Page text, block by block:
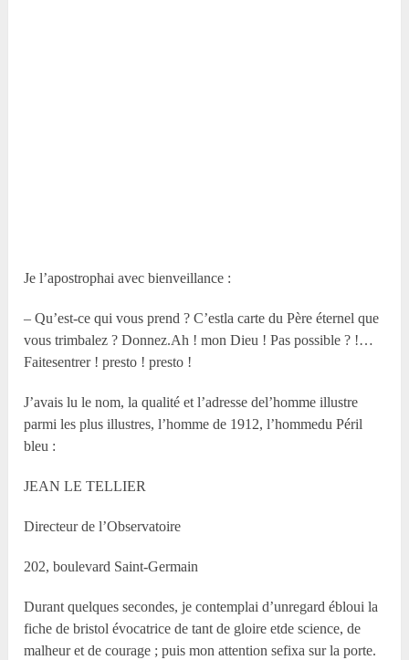
Je l’apostrophai avec bienveillance :
– Qu’est-ce qui vous prend ? C’estla carte du Père éternel que
vous trimbalez ? Donnez.Ah ! mon Dieu ! Pas possible ? !…
Faitesentrer ! presto ! presto !
J’avais lu le nom, la qualité et l’adresse del’homme illustre
parmi les plus illustres, l’homme de 1912, l’hommedu Péril
bleu :
JEAN LE TELLIER
Directeur de l’Observatoire
202, boulevard Saint-Germain
Durant quelques secondes, je contemplai d’unregard ébloui la
fiche de bristol évocatrice de tant de gloire etde science, de
malheur et de courage ; puis mon attention sefixa sur la porte.